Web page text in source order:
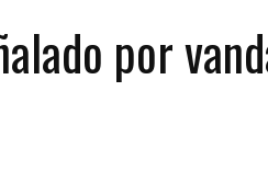
por